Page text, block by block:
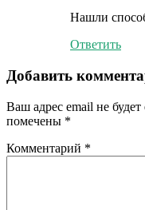
Нашли
Ответить
Добавить
Ваш адрес email не
помечены *
Комментарий *